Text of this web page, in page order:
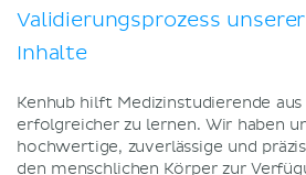
Validierungsprozess
Inhalte
Kenhub hilft Medizinstudierende
erfolgreicher zu lernen. Wir haben
hochwertige, zuverlässige und
den menschlichen Körper zur